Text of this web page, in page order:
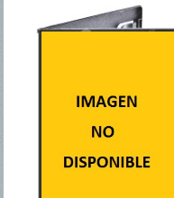
Guerra Civil Americana se
acerca a su fin, el
Lincoln propone la
instauración de una
esclavitud en los Estados